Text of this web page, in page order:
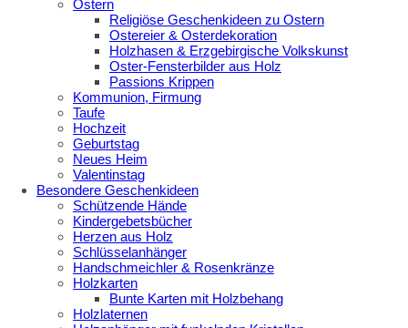
Ostern
Religiöse Geschenkideen zu Ostern
Ostereier & Osterdekoration
Holzhasen & Erzgebirgische Volkskunst
Oster-Fensterbilder aus Holz
Passions Krippen
Kommunion, Firmung
Taufe
Hochzeit
Geburtstag
Neues Heim
Valentinstag
Besondere Geschenkideen
Schützende Hände
Kindergebetsbücher
Herzen aus Holz
Schlüsselanhänger
Handschmeichler & Rosenkränze
Holzkarten
Bunte Karten mit Holzbehang
Holzlaternen